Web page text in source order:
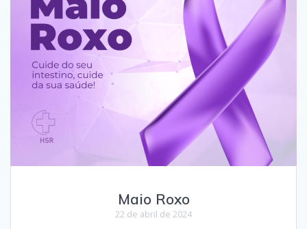
Maio Roxo
22 de abril de 2024